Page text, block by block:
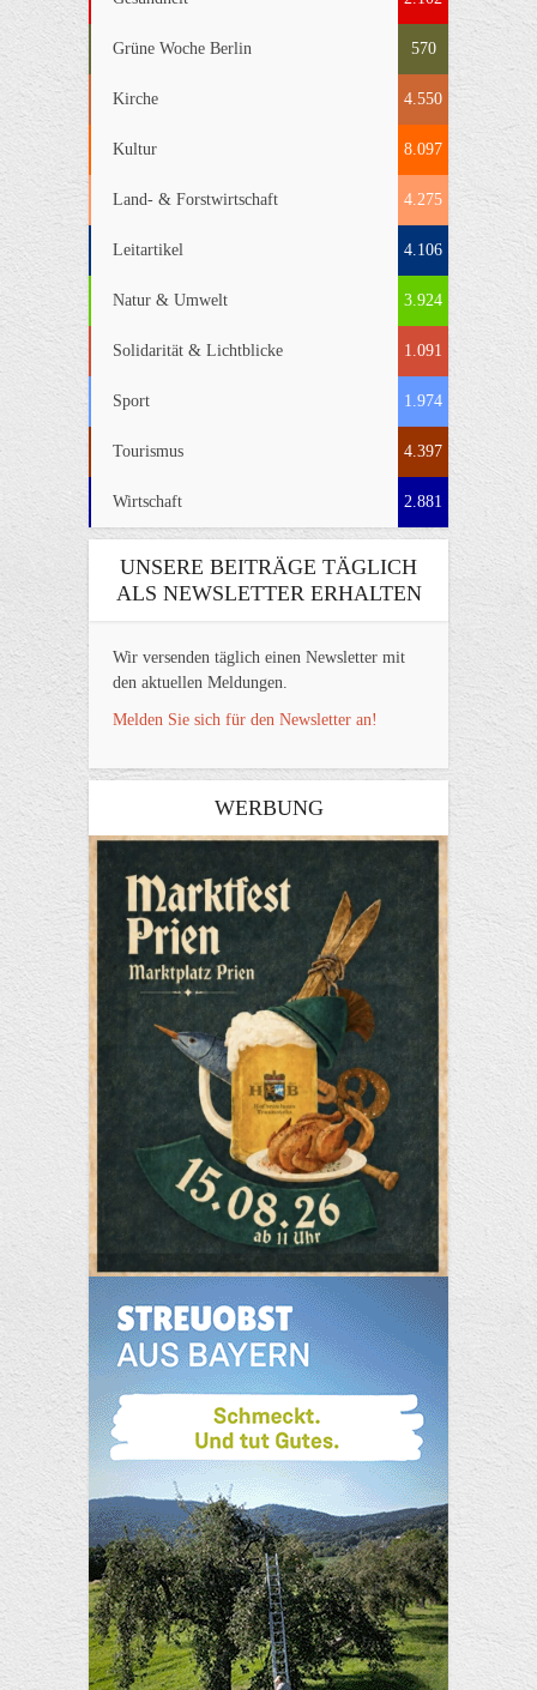
Grüne Woche Berlin 570
Kirche 4.550
Kultur 8.097
Land- & Forstwirtschaft 4.275
Leitartikel 4.106
Natur & Umwelt 3.924
Solidarität & Lichtblicke 1.091
Sport 1.974
Tourismus 4.397
Wirtschaft 2.881
UNSERE BEITRÄGE TÄGLICH
ALS NEWSLETTER ERHALTEN
Wir versenden täglich einen Newsletter mit
den aktuellen Meldungen.
Melden Sie sich für den Newsletter an!
WERBUNG